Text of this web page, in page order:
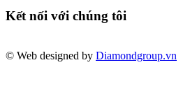
Kết nối với chúng tôi
© Web designed by Diamondgroup.vn